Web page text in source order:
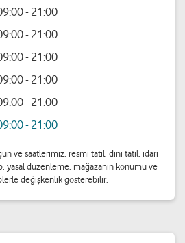
- 21:00
- 21:00
- 21:00
- 21:00
- 21:00
- 21:00
ve saatlerimiz; resmi tatil, dini tatil, idari
yasal düzenleme, mağazanın konumu ve
değişkenlik gösterebilir.